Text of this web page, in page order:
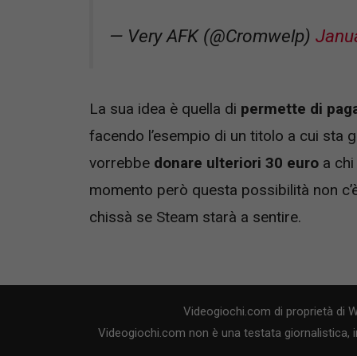
— Very AFK (@Cromwelp)
La sua idea è quella di permette di
facendo l’esempio di un titolo a cui sta
vorrebbe
donare ulteriori 30 euro
a
momento però questa possibilità non
chissà se Steam starà a sentire.
Videogiochi.com di proprietà di
Videogiochi.com non è una testata giornalistica,